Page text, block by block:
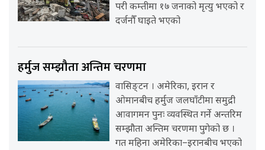
परी कम्तीमा १७ जनाको मृत्यु भएको र
दर्जनौँ घाइते भएको
हर्मुज सम्झौता अन्तिम चरणमा
वासिङ्टन । अमेरिका, इरान र
ओमानबीच हर्मुज जलघाँटीमा समुद्री
आवागमन पुनः व्यवस्थित गर्ने अन्तरिम
सम्झौता अन्तिम चरणमा पुगेको छ ।
गत महिना अमेरिका–इरानबीच भएको